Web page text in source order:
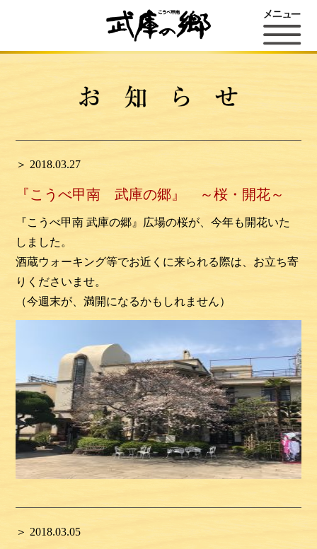
＞ 2018.03.27
『こうべ甲南 武庫の郷』 ～桜・開花～
『こうべ甲南 武庫の郷』広場の桜が、今年も開花いた
しました。
酒蔵ウォーキング等でお近くに来られる際は、お立ち寄
りくださいませ。
（今週末が、満開になるかもしれません）
＞ 2018.03.05